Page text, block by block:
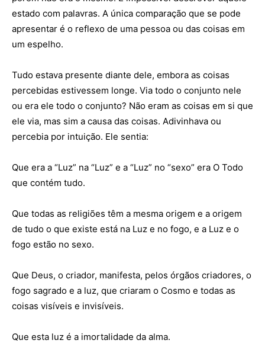
estado com palavras. A única comparação que se pode
apresentar é o reflexo de uma pessoa ou das coisas em
um espelho.
Tudo estava presente diante dele, embora as coisas
percebidas estivessem longe. Via todo o conjunto nele
ou era ele todo o conjunto? Não eram as coisas em si que
ele via, mas sim a causa das coisas. Adivinhava ou
percebia por intuição. Ele sentia:
Que era a “Luz” na “Luz” e a “Luz” no “sexo” era O Todo
que contém tudo.
Que todas as religiões têm a mesma origem e a origem
de tudo o que existe está na Luz e no fogo, e a Luz e o
fogo estão no sexo.
Que Deus, o criador, manifesta, pelos órgãos criadores, o
fogo sagrado e a luz, que criaram o Cosmo e todas as
coisas visíveis e invisíveis.
Que esta luz é a imortalidade da alma.